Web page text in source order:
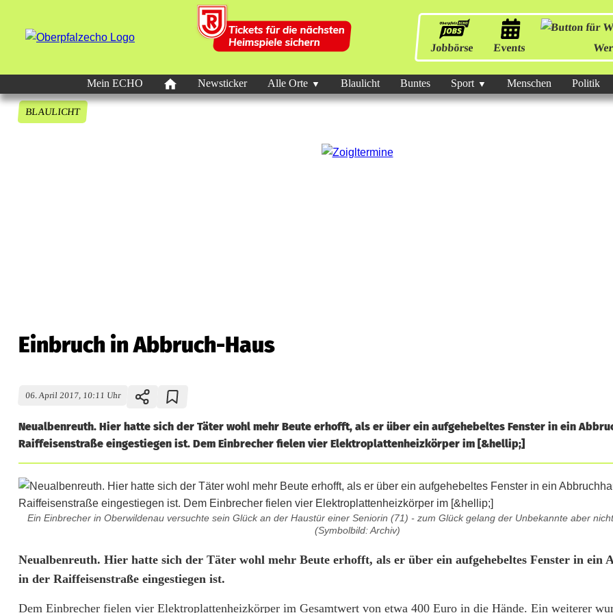
Jobbörse Events
Mein ECHO Newsticker Alle Orte Blaulicht Buntes Sport Menschen Politik
BLAULICHT
Einbruch in Abbruch-Haus
06. April 2017, 10:11 Uhr
Neualbenreuth. Hier hatte sich der Täter wohl mehr Beute erhofft, als er über ein aufgehebeltes Fenster in ein
Raiffeisenstraße eingestiegen ist. Dem Einbrecher fielen vier Elektroplattenheizkörper im [&hellip;]
Ein Einbrecher in Oberwildenau versuchte sein Glück an der Haustür einer Seniorin (71) - zum Glück gelang der Unbekannte aber
(Symbolbild: Archiv)
E
i
Neualbenreuth. Hier hatte sich der Täter wohl mehr Beute erhofft, als er über ein aufgehebeltes Fenster in ein
in der Raiffeisenstraße eingestiegen ist.
Dem Einbrecher fielen vier Elektroplattenheizkörper im Gesamtwert von etwa 400 Euro in die Hände. Ein weiterer